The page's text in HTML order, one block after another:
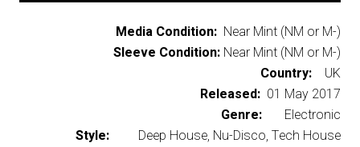
Media Condition: Near Mint (NM or M-)
Sleeve Condition: Near Mint (NM or M-)
Country: UK
Released: 01 May 2017
Genre: Electronic
Style: Deep House, Nu-Disco, Tech House